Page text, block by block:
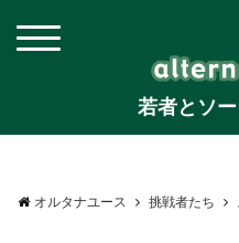
若者とソ
オルタナユース 挑戦者たち